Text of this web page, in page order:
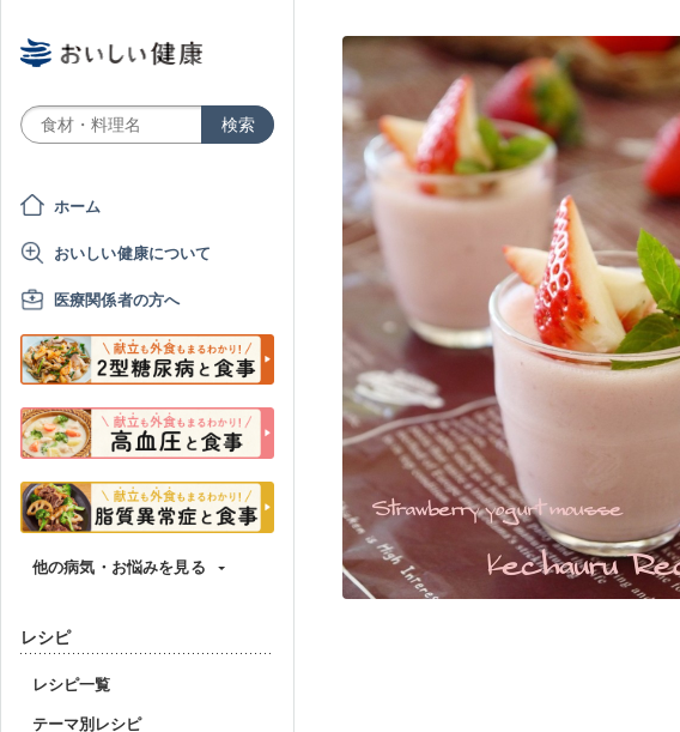
ホーム
おいしい健康について
医療関係者の方へ
他の病気・お悩みを見る
レシピ
レシピ一覧
テーマ別レシピ